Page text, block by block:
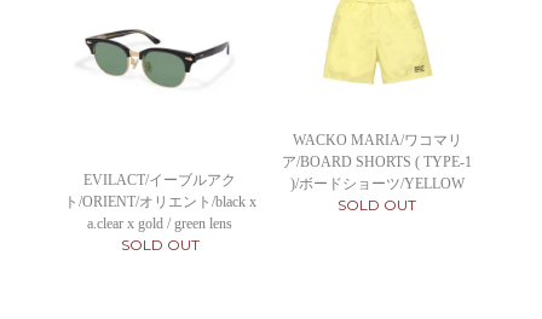
EVILACT/イーブルアク
ト/ORIENT/オリエント/black x
a.clear x gold / green lens
SOLD OUT
WACKO MARIA/ワコマリ
ア/BOARD SHORTS ( TYPE-1
)/ボードショーツ/YELLOW
SOLD OUT